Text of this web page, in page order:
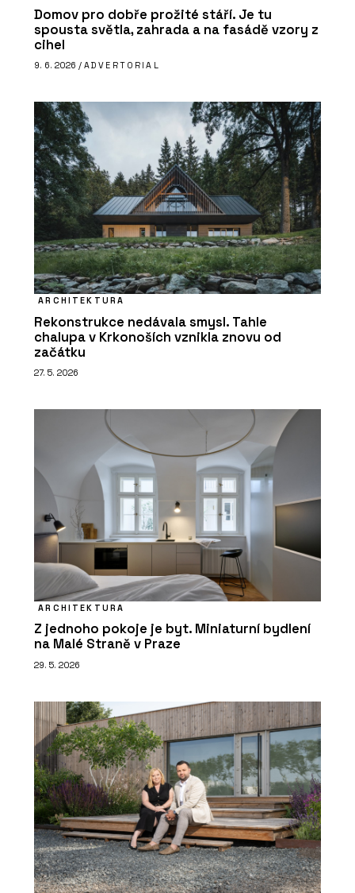
Domov pro dobře prožité stáří. Je tu
spousta světla, zahrada a na fasádě vzory z
cihel
9. 6. 2026 / ADVERTORIAL
ARCHITEKTURA
Rekonstrukce nedávala smysl. Tahle
chalupa v Krkonoších vznikla znovu od
začátku
27. 5. 2026
ARCHITEKTURA
Z jednoho pokoje je byt. Miniaturní bydlení
na Malé Straně v Praze
29. 5. 2026